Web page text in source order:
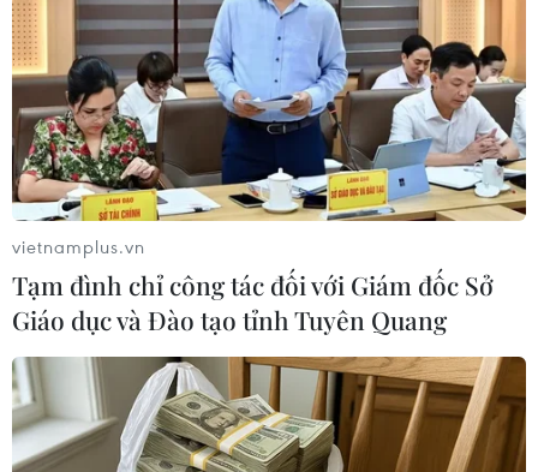
Libya: GNA giành quyền kiểm soát 3
doanh trại ở phía Nam Tripoli
vietnamplus.vn
Tạm đình chỉ công tác đối với Giám đốc Sở
Giáo dục và Đào tạo tỉnh Tuyên Quang